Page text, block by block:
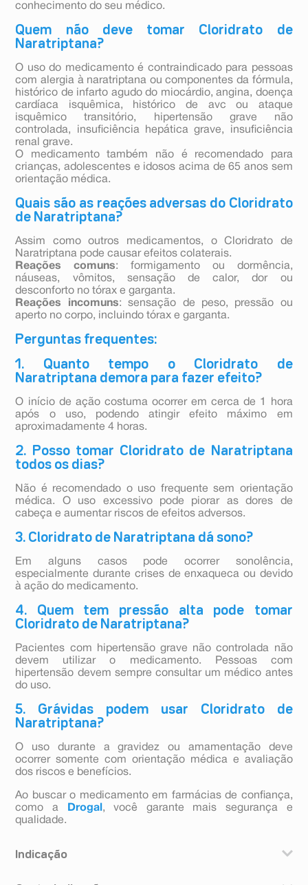
conhecimento do seu médico.
Quem não deve tomar Cloridrato de
Naratriptana?
O uso do medicamento é contraindicado para pessoas
com alergia à naratriptana ou componentes da fórmula,
histórico de infarto agudo do miocárdio, angina, doença
cardíaca isquêmica, histórico de avc ou ataque
isquêmico transitório, hipertensão grave não
controlada, insuficiência hepática grave, insuficiência
renal grave.
O medicamento também não é recomendado para
crianças, adolescentes e idosos acima de 65 anos sem
orientação médica.
Quais são as reações adversas do Cloridrato
de Naratriptana?
Assim como outros medicamentos, o Cloridrato de
Naratriptana pode causar efeitos colaterais.
Reações comuns: formigamento ou dormência,
náuseas, vômitos, sensação de calor, dor ou
desconforto no tórax e garganta.
Reações incomuns: sensação de peso, pressão ou
aperto no corpo, incluindo tórax e garganta.
Perguntas frequentes:
1. Quanto tempo o Cloridrato de
Naratriptana demora para fazer efeito?
O início de ação costuma ocorrer em cerca de 1 hora
após o uso, podendo atingir efeito máximo em
aproximadamente 4 horas.
2. Posso tomar Cloridrato de Naratriptana
todos os dias?
Não é recomendado o uso frequente sem orientação
médica. O uso excessivo pode piorar as dores de
cabeça e aumentar riscos de efeitos adversos.
3. Cloridrato de Naratriptana dá sono?
Em alguns casos pode ocorrer sonolência,
especialmente durante crises de enxaqueca ou devido
à ação do medicamento.
4. Quem tem pressão alta pode tomar
Cloridrato de Naratriptana?
Pacientes com hipertensão grave não controlada não
devem utilizar o medicamento. Pessoas com
hipertensão devem sempre consultar um médico antes
do uso.
5. Grávidas podem usar Cloridrato de
Naratriptana?
O uso durante a gravidez ou amamentação deve
ocorrer somente com orientação médica e avaliação
dos riscos e benefícios.
Ao buscar o medicamento em farmácias de confiança,
como a
Drogal , você garante mais segurança e
qualidade.
Indicação